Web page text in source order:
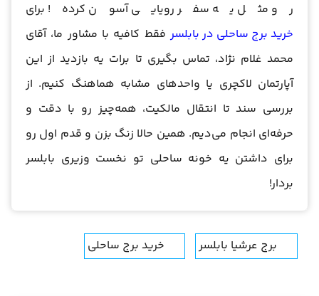
رو مثل یه سفر رویایی آسون کرده! برای
خرید برج ساحلی در بابلسرفقط کافیه با مشاور ما، آقای
محمد غلام نژاد، تماس بگیری تا برات یه بازدید از این
آپارتمان لاکچری یا واحدهای مشابه هماهنگ کنیم. از
بررسی سند تا انتقال مالکیت، همه‌چیز رو با دقت و
حرفه‌ای انجام می‌دیم. همین حالا زنگ بزن و قدم اول رو
برای داشتن یه خونه ساحلی تو نخست وزیری بابلسر
بردار!
برج عرشیا بابلسر خرید برج ساحلی